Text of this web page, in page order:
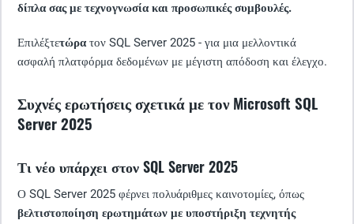
δίπλα σας με τεχνογνωσία και προσωπικές συμβουλές.
Επιλέξτετώρατον SQL Server 2025 - για μια μελλοντικά
ασφαλή πλατφόρμα δεδομένων με μέγιστη απόδοση και έλεγχο.
Συχνές ερωτήσεις σχετικά με τον Microsoft SQL
Server 2025
Τι νέο υπάρχει στον SQL Server 2025
Ο SQL Server 2025 φέρνει πολυάριθμες καινοτομίες, όπως
βελτιστοποίηση ερωτημάτων με υποστήριξη τεχνητής